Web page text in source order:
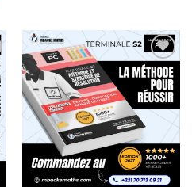
Ajouter
à la liste
d’envies